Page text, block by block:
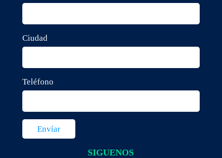
Ciudad
Teléfono
SIGUENOS